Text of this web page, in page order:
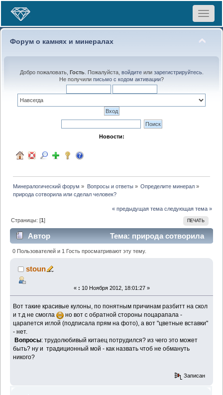
Toggle
Форум о камнях и минералах
Добро пожаловать, Гость. Пожалуйста, войдитеили зарегистрируйтесь.
Не получили письмо с кодом активации?
Новости:
Минералогический форум » Вопросы и ответы» Определите минерал»
природа сотворила или сделал человек?
« предыдущая тема следующая тема »
ПЕЧАТЬ
Страницы: [1]
Автор
Тема: природа сотворила
или сделал человек? (Прочитано 1318 раз)
0 Пользователей и 1 Гость просматривают эту тему.
stoun
« : 10 Ноября 2012, 18:01:27 »
Вот такие красивые кулоны, по понятным причинам разбитт на скол
и т.д не смогла
но вот с обратной стороны поцарапала -
царапется иглой (подписала прям на фото), а вот "цветные вставки"
- нет.
Вопросы: трудолюбивый китаец потрудился? из чего это может
быть? ну и традиционный мой - как назвать чтоб не обмануть
никого?
Записан